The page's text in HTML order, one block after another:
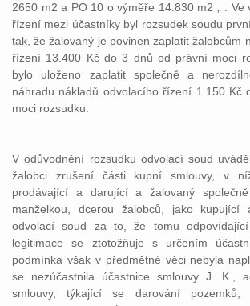
2650 m2 a PO 10 o výměře 14.830 m2 „ . Ve
řízení mezi účastníky byl rozsudek soudu
tak, že žalovaný je povinen zaplatit žalobcům
řízení 13.400 Kč do 3 dnů od právní moci
bylo uloženo zaplatit společně a
náhradu nákladů odvolacího řízení 1.150 Kč
moci rozsudku.
V odůvodnění rozsudku odvolací soud
žalobci zrušení části kupní smlouvy, v
prodávající a darující a žalovaný
manželkou, dcerou žalobců, jako kupující
odvolací soud za to, že tomu
legitimace se ztotožňuje s určením
podmínka však v předmětné věci nebyla
se nezúčastnila účastnice smlouvy J. K.,
smlouvy, týkající se darování pozemků,